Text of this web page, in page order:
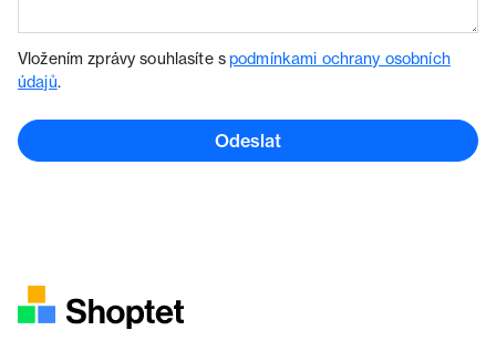
Vložením zprávy souhlasíte spodmínkami ochrany osobních
údajů.
Odeslat